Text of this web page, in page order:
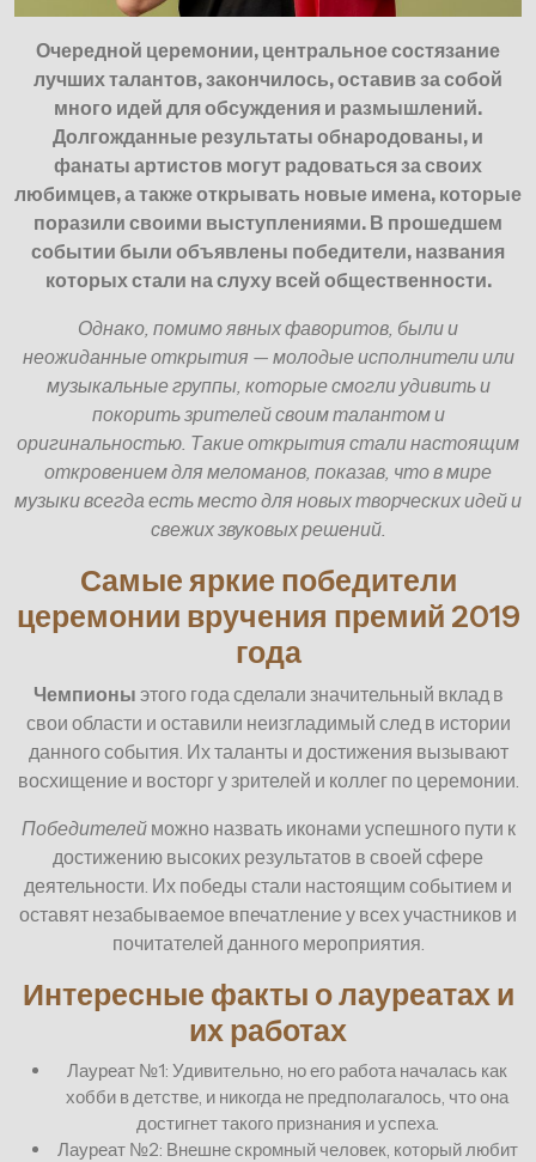
Очередной церемонии, центральное состязание
лучших талантов, закончилось, оставив за собой
много идей для обсуждения и размышлений.
Долгожданные результаты обнародованы, и
фанаты артистов могут радоваться за своих
любимцев, а также открывать новые имена, которые
поразили своими выступлениями. В прошедшем
событии были объявлены победители, названия
которых стали на слуху всей общественности.
Однако, помимо явных фаворитов, были и
неожиданные открытия — молодые исполнители или
музыкальные группы, которые смогли удивить и
покорить зрителей своим талантом и
оригинальностью. Такие открытия стали настоящим
откровением для меломанов, показав, что в мире
музыки всегда есть место для новых творческих идей и
свежих звуковых решений.
Самые яркие победители
церемонии вручения премий 2019
года
Чемпионы этого года сделали значительный вклад в
свои области и оставили неизгладимый след в истории
данного события. Их таланты и достижения вызывают
восхищение и восторг у зрителей и коллег по церемонии.
Победителейможно назвать иконами успешного пути к
достижению высоких результатов в своей сфере
деятельности. Их победы стали настоящим событием и
оставят незабываемое впечатление у всех участников и
почитателей данного мероприятия.
Интересные факты о лауреатах и
их работах
Лауреат №1: Удивительно, но его работа началась как
хобби в детстве, и никогда не предполагалось, что она
достигнет такого признания и успеха.
Лауреат №2: Внешне скромный человек, который любит